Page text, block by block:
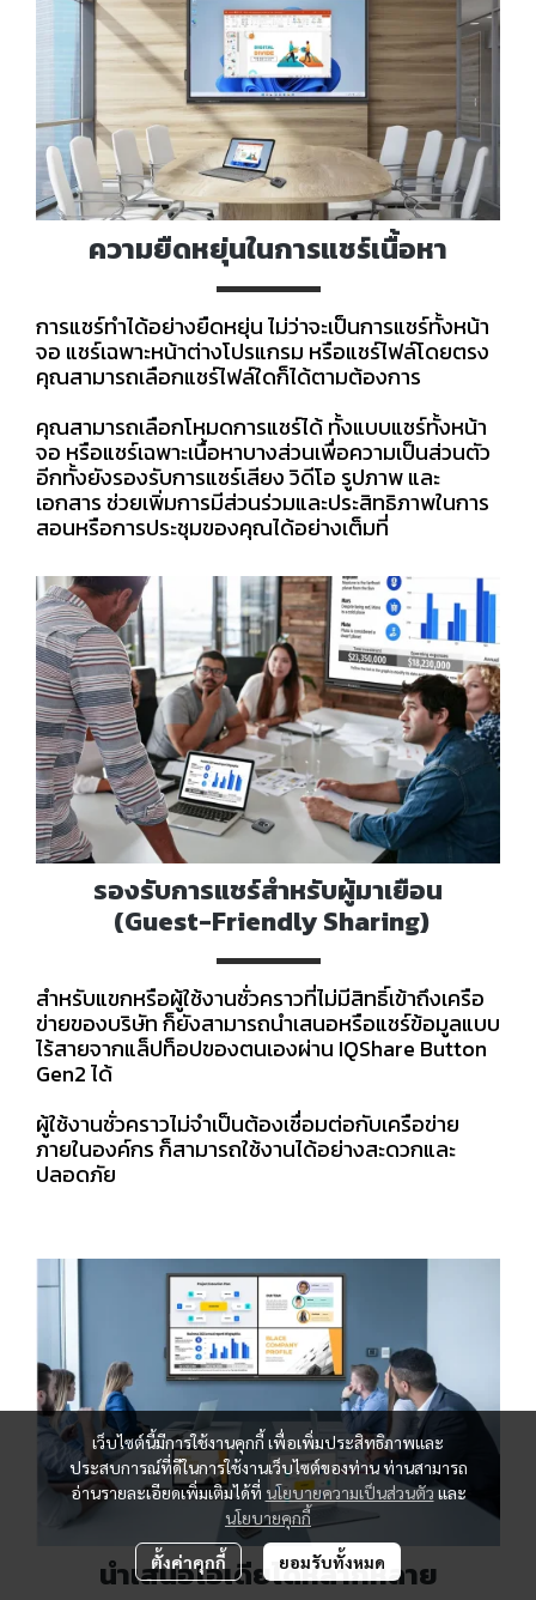
ความยืดหยุ่นในการแชร์เนื้อหา
การแชร์ทำได้อย่างยืดหยุ่น ไม่ว่าจะเป็นการแชร์ทั้งหน้า
จอ แชร์เฉพาะหน้าต่างโปรแกรม หรือแชร์ไฟล์โดยตรง
คุณสามารถเลือกแชร์ไฟล์ใดก็ได้ตามต้องการ
คุณสามารถเลือกโหมดการแชร์ได้ ทั้งแบบแชร์ทั้งหน้า
จอ หรือแชร์เฉพาะเนื้อหาบางส่วนเพื่อความเป็นส่วนตัว
อีกทั้งยังรองรับการแชร์เสียง วิดีโอ รูปภาพ และ
เอกสาร ช่วยเพิ่มการมีส่วนร่วมและประสิทธิภาพในการ
สอนหรือการประชุมของคุณได้อย่างเต็มที่
รองรับการแชร์สำหรับผู้มาเยือน
(Guest-Friendly Sharing)
สำหรับแขกหรือผู้ใช้งานชั่วคราวที่ไม่มีสิทธิ์เข้าถึงเครือ
ข่ายของบริษัท ก็ยังสามารถนำเสนอหรือแชร์ข้อมูลแบบ
ไร้สายจากแล็ปท็อปของตนเองผ่าน IQShare Button
Gen2 ได้
ผู้ใช้งานชั่วคราวไม่จำเป็นต้องเชื่อมต่อกับเครือข่าย
ภายในองค์กร ก็สามารถใช้งานได้อย่างสะดวกและ
ปลอดภัย
นำเสนอไอเดียได้หลากหลาย
เว็บไซต์นี้มีการใช้งานคุกกี้ เพื่อเพิ่มประสิทธิภาพและ
ประสบการณ์ที่ดีในการใช้งานเว็บไซต์ของท่าน ท่านสามารถ
อ่านรายละเอียดเพิ่มเติมได้ที่ นโยบายความเป็นส่วนตัวและ
นโยบายคุกกี้
ตั้งค่าคุกกี้ ยอมรับทั้งหมด